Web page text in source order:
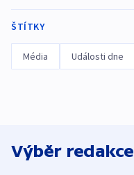
ŠTÍTKY
Média Události dne
Výběr redakce